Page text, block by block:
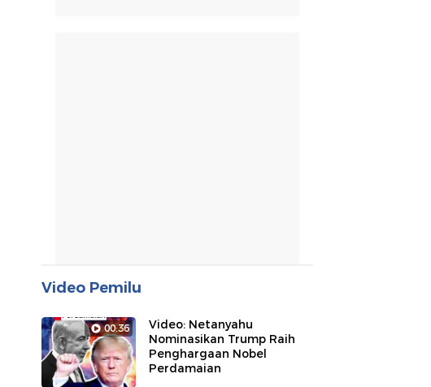
Video Pemilu
00:36
Video: Netanyahu
Nominasikan Trump Raih
Penghargaan Nobel
Perdamaian